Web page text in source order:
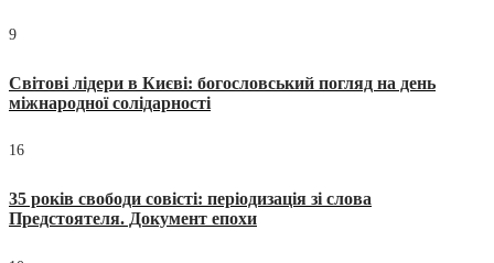
9
Світові лідери в Києві: богословський погляд на день
міжнародної солідарності
16
35 років свободи совісті: періодизація зі слова
Предстоятеля. Документ епохи